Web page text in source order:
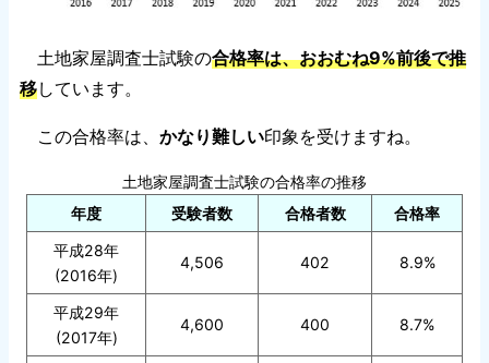
土地家屋調査士試験の合格率は、おおむね9%前後で推
移しています。
この合格率は、 かなり難しい印象を受けますね。
土地家屋調査士試験の合格率の推移
年度
受験者数 合格者数
合格率
平成28年
(2016年)
4,506 402 8.9%
平成29年
(2017年)
4,600 400 8.7%